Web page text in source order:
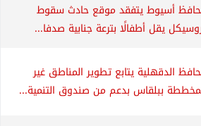
أسيوط يتفقد موقع حادث سقوط
يقل أطفالًا بترعة جنابية صدفا...
الدقهلية يتابع تطوير المناطق غير
ببلقاس بدعم من صندوق التنمية...